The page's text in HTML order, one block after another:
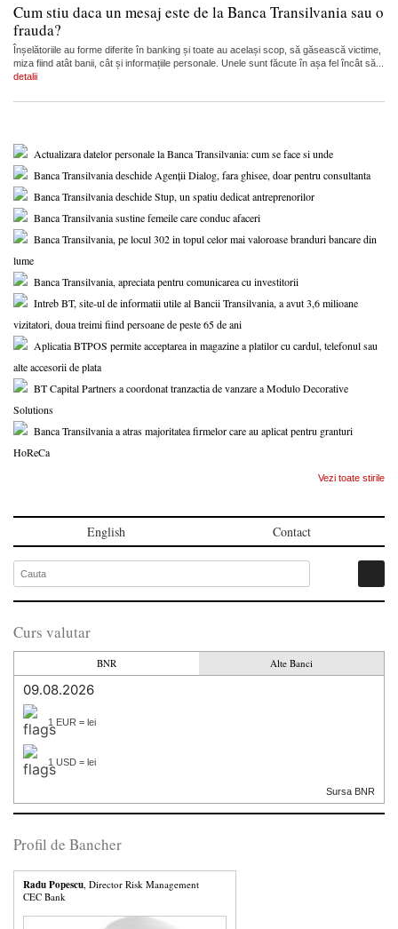
Cum stiu daca un mesaj este de la Banca Transilvania sau o
frauda?
Înșelătoriile au forme diferite în banking și toate au același scop, să găsească victime,
miza fiind atât banii, cât și informațiile personale. Unele sunt făcute în așa fel încât să...
detalii
Actualizara datelor personale la Banca Transilvania: cum se face si unde
Banca Transilvania deschide Agenții Dialog, fara ghisee, doar pentru consultanta
Banca Transilvania deschide Stup, un spatiu dedicat antreprenorilor
Banca Transilvania sustine femeile care conduc afaceri
Banca Transilvania, pe locul 302 in topul celor mai valoroase branduri bancare din
lume
Banca Transilvania, apreciata pentru comunicarea cu investitorii
Intreb BT, site-ul de informatii utile al Bancii Transilvania, a avut 3,6 milioane
vizitatori, doua treimi fiind persoane de peste 65 de ani
Aplicatia BTPOS permite acceptarea in magazine a platilor cu cardul, telefonul sau
alte accesorii de plata
BT Capital Partners a coordonat tranzactia de vanzare a Modulo Decorative
Solutions
Banca Transilvania a atras majoritatea firmelor care au aplicat pentru granturi
HoReCa
Vezi toate stirile
English Contact
Curs valutar
BNR Alte Banci
09.08.2026
1 EUR = lei
1 USD = lei
Sursa BNR
Profil de Bancher
Radu Popescu , Director Risk Management
CEC Bank